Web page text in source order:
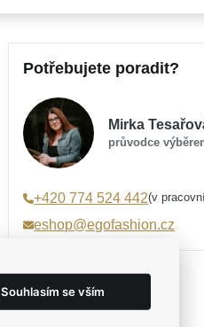
Potřebujete poradit?
Mirka
průvodce
+420 774 524 442(v
eshop@egofashion.cz
Souhlasím se vším